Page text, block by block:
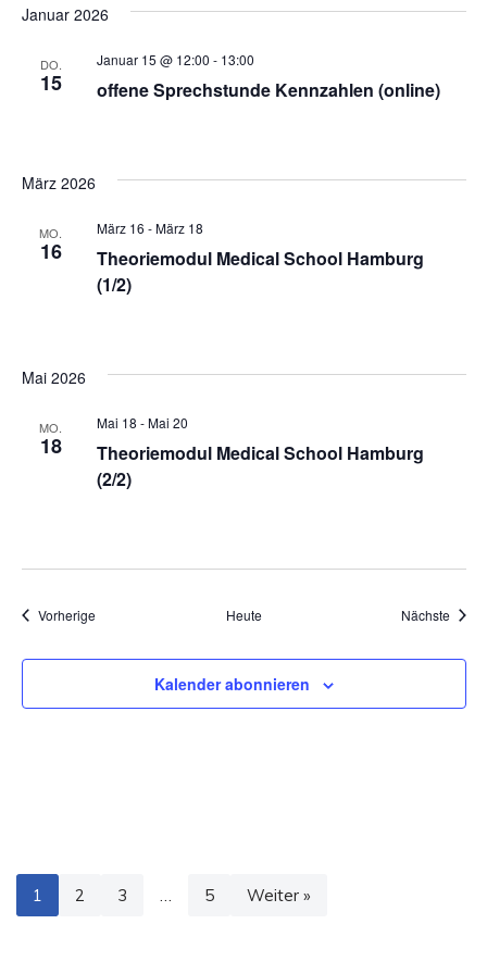
Januar 2026
DO.
15 offene Sprechstunde Kennzahlen (online)
Januar 15 @ 12:00 - 13:00
März 2026
MO.
16
Theoriemodul Medical School Hamburg
(1/2)
März 16 -März 18
Mai 2026
MO.
18
Theoriemodul Medical School Hamburg
(2/2)
Mai 18 -Mai 20
VorherigeVeranstaltungen Heute Nächste
Kalender abonnieren
1 2 3 … 5 Weiter »